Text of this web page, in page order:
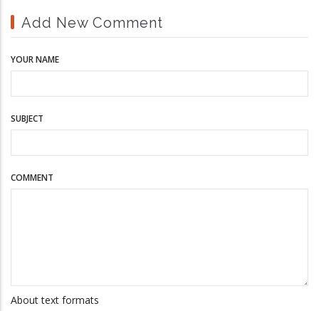
Add New Comment
YOUR NAME
SUBJECT
COMMENT
About text formats